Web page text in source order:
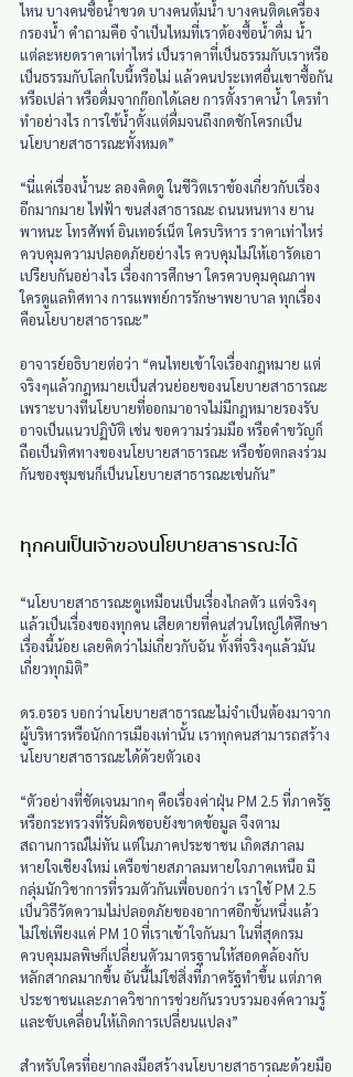
ไหน บางคนซื้อน้ำขวด บางคนต้มน้ำ บางคนติดเครื่อง
กรองน้ำ คำถามคือ จำเป็นไหมที่เราต้องซื้อน้ำดื่ม น้ำ
แต่ละหยดราคาเท่าไหร่ เป็นราคาที่เป็นธรรมกับเราหรือ
เป็นธรรมกับโลกใบนี้หรือไม่ แล้วคนประเทศอื่นเขาซื้อกัน
หรือเปล่า หรือดื่มจากก๊อกได้เลย การตั้งราคาน้ำ ใครทำ
ทำอย่างไร การใช้น้ำตั้งแต่ดื่มจนถึงกดชักโครกเป็น
นโยบายสาธารณะทั้งหมด”
“นี่แค่เรื่องน้ำนะ ลองคิดดู ในชีวิตเราข้องเกี่ยวกับเรื่อง
อีกมากมาย ไฟฟ้า ขนส่งสาธารณะ ถนนหนทาง ยาน
พาหนะ โทรศัพท์ อินเทอร์เน็ต ใครบริหาร ราคาเท่าไหร่
ควบคุมความปลอดภัยอย่างไร ควบคุมไม่ให้เอารัดเอา
เปรียบกันอย่างไร เรื่องการศึกษา ใครควบคุมคุณภาพ
ใครดูแลทิศทาง การแพทย์การรักษาพยาบาล ทุกเรื่อง
คือนโยบายสาธารณะ”
อาจารย์อธิบายต่อว่า “คนไทยเข้าใจเรื่องกฎหมาย แต่
จริงๆแล้วกฎหมายเป็นส่วนย่อยของนโยบายสาธารณะ
เพราะบางทีนโยบายที่ออกมาอาจไม่มีกฎหมายรองรับ
อาจเป็นแนวปฏิบัติ เช่น ขอความร่วมมือ หรือคำขวัญก็
ถือเป็นทิศทางของนโยบายสาธารณะ หรือข้อตกลงร่วม
กันของชุมชนก็เป็นนโยบายสาธารณะเช่นกัน”
ทุกคนเป็นเจ้าของนโยบายสาธารณะได้
“นโยบายสาธารณะดูเหมือนเป็นเรื่องไกลตัว แต่จริงๆ
แล้วเป็นเรื่องของทุกคน เสียดายที่คนส่วนใหญ่ได้ศึกษา
เรื่องนี้น้อย เลยคิดว่าไม่เกี่ยวกับฉัน ทั้งที่จริงๆแล้วมัน
เกี่ยวทุกมิติ”
ดร.อรอร บอกว่านโยบายสาธารณะไม่จำเป็นต้องมาจาก
ผู้บริหารหรือนักการเมืองเท่านั้น เราทุกคนสามารถสร้าง
นโยบายสาธารณะได้ด้วยตัวเอง
“ตัวอย่างที่ชัดเจนมากๆ คือเรื่องค่าฝุ่น PM 2.5 ที่ภาครัฐ
หรือกระทรวงที่รับผิดชอบยังขาดข้อมูล จึงตาม
สถานการณ์ไม่ทัน แต่ในภาคประชาชน เกิดสภาลม
หายใจเชียงใหม่ เครือข่ายสภาลมหายใจภาคเหนือ มี
กลุ่มนักวิชาการที่รวมตัวกันเพื่อบอกว่า เราใช้ PM 2.5
เป็นวิธีวัดความไม่ปลอดภัยของอากาศอีกขั้นหนึ่งแล้ว
ไม่ใช่เพียงแค่ PM 10 ที่เราเข้าใจกันมา ในที่สุดกรม
ควบคุมมลพิษก็เปลี่ยนตัวมาตรฐานให้สอดคล้องกับ
หลักสากลมากขึ้น อันนี้ไม่ใช่สิ่งที่ภาครัฐทำขึ้น แต่ภาค
ประชาชนและภาควิชาการช่วยกันรวบรวมองค์ความรู้
และขับเคลื่อนให้เกิดการเปลี่ยนแปลง”
สำหรับใครที่อยากลงมือสร้างนโยบายสาธารณะด้วยมือ